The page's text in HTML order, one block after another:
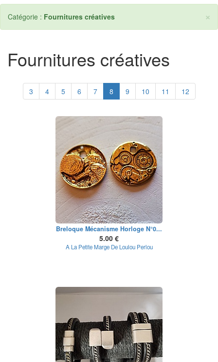
×
Catégorie : Fournitures créatives
Fournitures créatives
3 4 5 6 7 8 9 10 11 12
Breloque Mécanisme Horloge N°0...
5.00 €
A La Petite Marge De Loulou Perlou